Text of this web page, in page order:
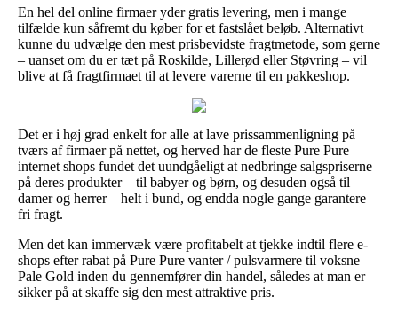
En hel del online firmaer yder gratis levering, men i mange
tilfælde kun såfremt du køber for et fastslået beløb. Alternativt
kunne du udvælge den mest prisbevidste fragtmetode, som gerne
– uanset om du er tæt på Roskilde, Lillerød eller Støvring – vil
blive at få fragtfirmaet til at levere varerne til en pakkeshop.
Det er i høj grad enkelt for alle at lave prissammenligning på
tværs af firmaer på nettet, og herved har de fleste Pure Pure
internet shops fundet det uundgåeligt at nedbringe salgspriserne
på deres produkter – til babyer og børn, og desuden også til
damer og herrer – helt i bund, og endda nogle gange garantere
fri fragt.
Men det kan immervæk være profitabelt at tjekke indtil flere e-
shops efter rabat på Pure Pure vanter / pulsvarmere til voksne –
Pale Gold inden du gennemfører din handel, således at man er
sikker på at skaffe sig den mest attraktive pris.